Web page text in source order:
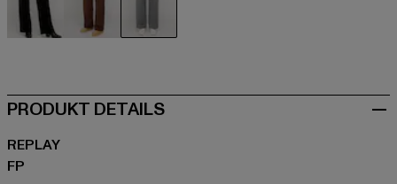
PRODUKT DETAILS
REPLAY
FP